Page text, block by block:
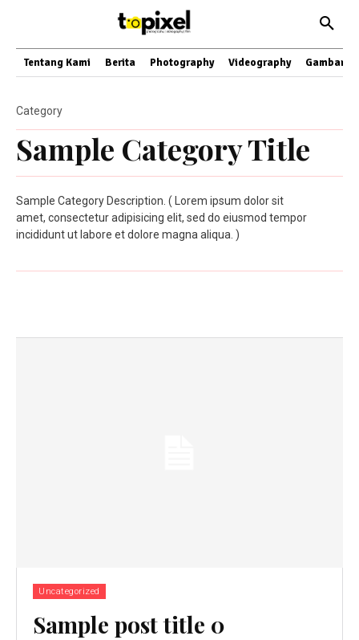
Tentang Kami Berita Photography Videography Gambar
Sample Category Title
Category
Sample Category Description. ( Lorem ipsum dolor sit
amet, consectetur adipisicing elit, sed do eiusmod tempor
incididunt ut labore et dolore magna aliqua. )
Uncategorized
Sample post title 0